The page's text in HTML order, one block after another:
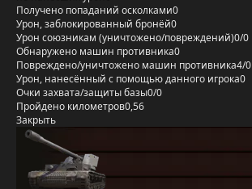
Получено попаданий осколками0
Урон, заблокированный бронёй0
Урон союзникам (уничтожено/повреждений)0/0
Обнаружено машин противника0
Повреждено/уничтожено машин противника4/0
Урон, нанесённый с помощью данного игрока0
Очки захвата/защиты базы0/0
Пройдено километров0,56
Закрыть